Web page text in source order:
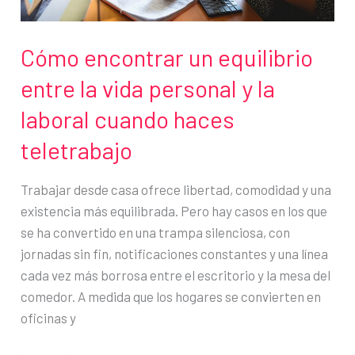
Cómo encontrar un equilibrio
entre la vida personal y la
laboral cuando haces
teletrabajo
Trabajar desde casa ofrece libertad, comodidad y una
existencia más equilibrada. Pero hay casos en los que
se ha convertido en una trampa silenciosa, con
jornadas sin fin, notificaciones constantes y una línea
cada vez más borrosa entre el escritorio y la mesa del
comedor. A medida que los hogares se convierten en
oficinas y